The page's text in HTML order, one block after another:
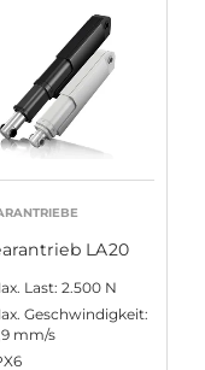
LA20
Last: 2.500 N
Geschwindigkeit:
mm/s